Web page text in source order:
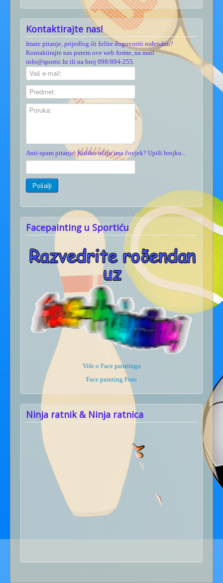
Kontaktirajte nas!
Imate pitanje, prijedlog ili želite dogovoriti rođendan?
Kontaktirajte nas putem ove web forme, na mail
info@sportic.hr ili na broj 098/894-255.
Anti-spam pitanje: Koliko očiju ima čovjek? Upiši brojku...
Facepainting u Sportiću
Više o Face paintingu
Face painting Foto
Ninja ratnik & Ninja ratnica